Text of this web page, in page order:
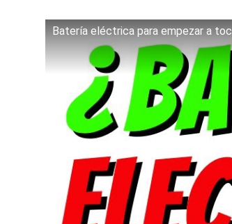
Batería eléctrica para empezar a